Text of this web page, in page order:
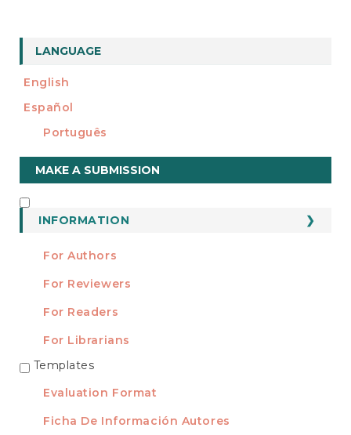
LANGUAGE
English
Español
Português
Make
a
Submission
MAKE A SUBMISSION
INFORMATION
For Authors
For Reviewers
For Readers
For Librarians
TEMPLATES
Templates
Evaluation Format
Ficha De Información Autores